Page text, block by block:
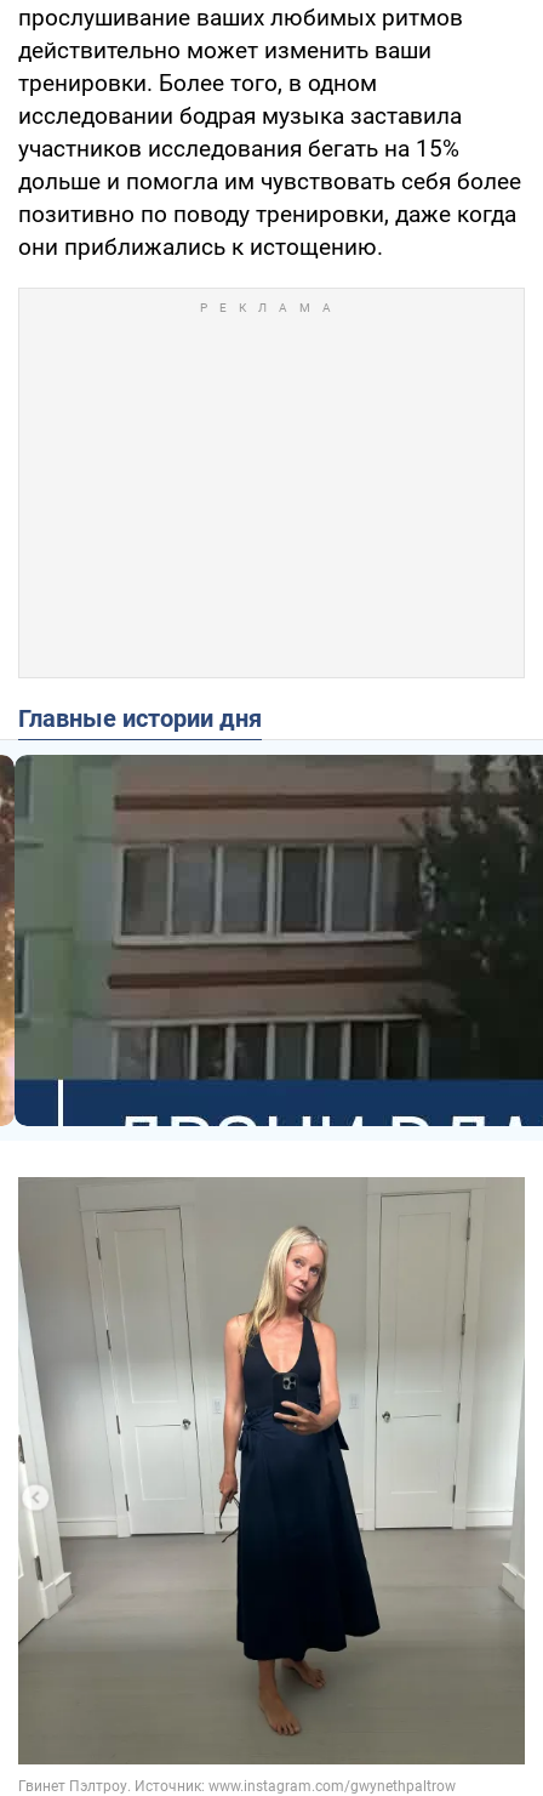
прослушивание ваших любимых ритмов
действительно может изменить ваши
тренировки. Более того, в одном
исследовании бодрая музыка заставила
участников исследования бегать на 15%
дольше и помогла им чувствовать себя более
позитивно по поводу тренировки, даже когда
они приближались к истощению.
Главные истории дня